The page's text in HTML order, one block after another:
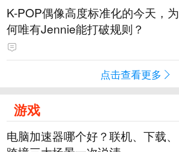
K-POP偶像高度标准化的今天，为
何唯有Jennie能打破规则？
点击查看更多
游戏
电脑加速器哪个好？联机、下载、